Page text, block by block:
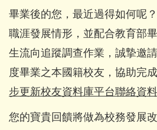
畢業後的您，最近過得如何呢
職涯發展情形，並配合教育部
生流向追蹤調查作業，誠摯邀
度畢業之本國籍校友，協助完
步更新校友資料庫平台聯絡資料
您的寶貴回饋將做為校務發展